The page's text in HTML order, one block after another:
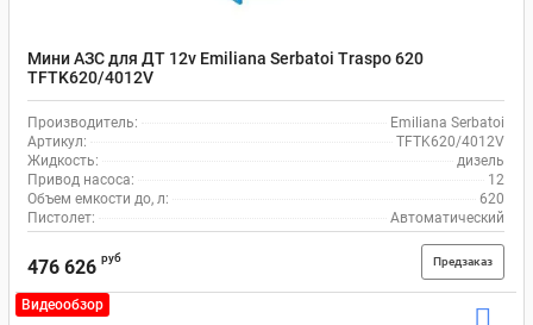
Мини АЗС для ДТ 12v Emiliana Serbatoi Traspo 620
TFTK620/4012V
Производитель:
Emiliana Serbatoi
Артикул:
TFTK620/4012V
Жидкость:
дизель
Привод насоса:
12
Объем емкости до, л:
620
Пистолет:
Автоматический
476 626 руб Предзаказ
Видеообзор